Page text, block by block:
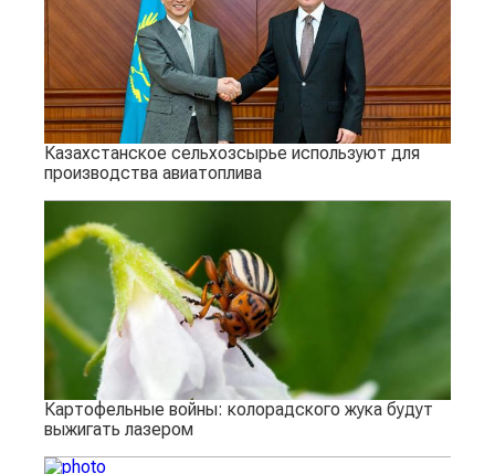
Казахстанское сельхозсырье используют для
производства авиатоплива
Картофельные войны: колорадского жука будут
выжигать лазером